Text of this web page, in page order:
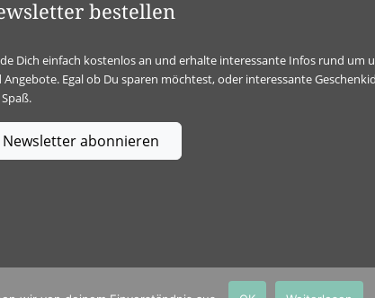
bestellen
Dich einfach kostenlos an und erhalte interessante Infos rund um
Angebote. Egal ob Du sparen möchtest, oder interessante
Newsletter abonnieren